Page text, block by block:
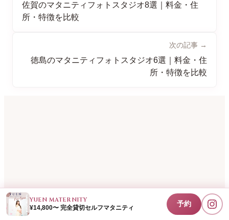
佐賀のマタニティフォトスタジオ8選｜料金・住
所・特徴を比較
次の記事 →
徳島のマタニティフォトスタジオ6選｜料金・住
所・特徴を比較
YUEN MATERNITY
¥14,800〜 完全貸切セルフマタニティ 予約